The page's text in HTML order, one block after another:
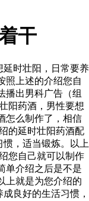
干
延时壮阳，日常要养
照上述的介绍您自
播出男科广告（组
阳药酒，男性要想
怎么制作了，相信
的延时壮阳药酒配
，适当锻炼。以上
您自己就可以制作
单介绍之后是不是
上就是为您介绍的
良好的生活习惯，